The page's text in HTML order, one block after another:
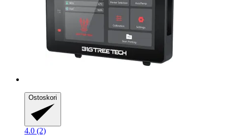
Ostoskori
4.0 (2)